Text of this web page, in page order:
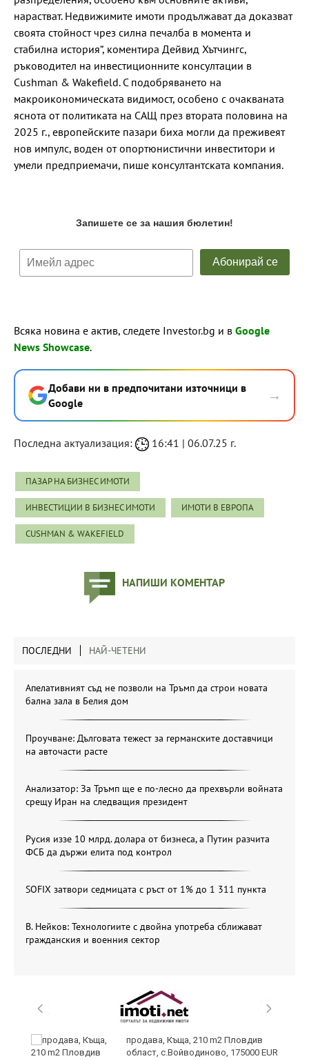
нарастват. Недвижимите имоти продължават да доказват
своята стойност чрез силна печалба в момента и
стабилна история“, коментира Дейвид Хътчингс,
ръководител на инвестиционните консултации в
Cushman & Wakefield. С подобряването на
макроикономическата видимост, особено с очакваната
яснота от политиката на САЩ през втората половина на
2025 г., европейските пазари биха могли да преживеят
нов импулс, воден от опортюнистични инвеститори и
умели предприемачи, пише консултантската компания.
Всяка новина е актив, следете Investor.bg и в Google
News Showcase.
Добави ни в предпочитани източници в
Google
→
Последна актуализация: 16:41 | 06.07.25 г.
ПАЗАР НА БИЗНЕС ИМОТИ
ИНВЕСТИЦИИ В БИЗНЕС ИМОТИ ИМОТИ В ЕВРОПА
CUSHMAN & WAKEFIELD
НАПИШИ КОМЕНТАР
ПОСЛЕДНИ НАЙ-ЧЕТЕНИ
Апелативният съд не позволи на Тръмп да строи новата
бална зала в Белия дом
Проучване: Дълговата тежест за германските доставчици
на авточасти расте
Анализатор: За Тръмп ще е по-лесно да прехвърли войната
срещу Иран на следващия президент
Русия иззе 10 млрд. долара от бизнеса, а Путин разчита
ФСБ да държи елита под контрол
SOFIX затвори седмицата с ръст от 1% до 1 311 пункта
В. Нейков: Технологиите с двойна употреба сближават
гражданския и военния сектор
продава, Къща, 210 m2 Пловдив
област, с.Войводиново, 175000 EUR